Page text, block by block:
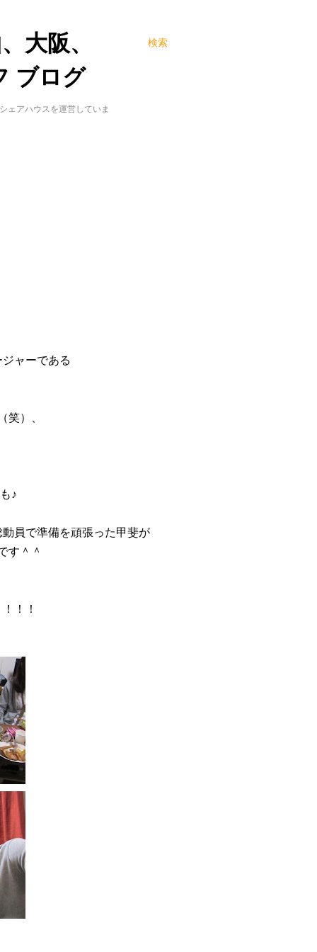
検索
大阪、
ブログ
ェアハウスを運営していま
ャーである
）、
♪
員で準備を頑張った甲斐が
す＾＾
！！